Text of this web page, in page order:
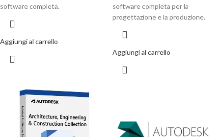
software completa.
Aggiungi al carrello
software completa per la
progettazione e la produzione.
Aggiungi al carrello